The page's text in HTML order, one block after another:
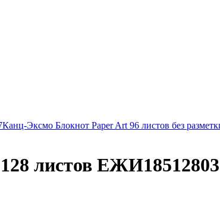
Канц-Эксмо Блокнот Paper Art 96 листов без
листов ЕЖИ18512803